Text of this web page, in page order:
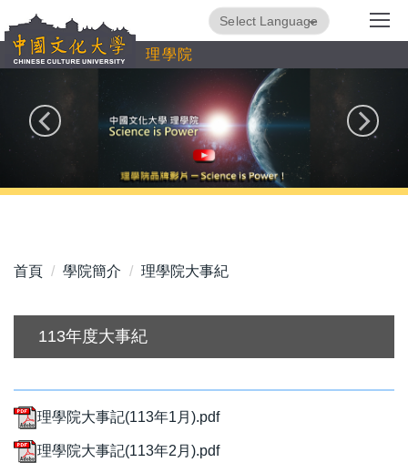
到
主
理學院
Translate
首頁 學院簡介 理學院大事紀
113年度大事紀
理學院大事記(113年1月).pdf
理學院大事記(113年2月).pdf